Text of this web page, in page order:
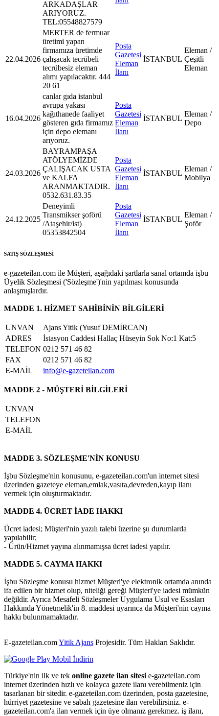
ARKADAŞLAR
ARIYORUZ.
TEL:05548827579
22.04.2026
MERTER de fermuar
üretimi yapan
firmamıza üretimde
çalışacak tecrübeli
tecrübesiz eleman
alımı yapılacaktır. 444
20 61
Posta
Gazetesi
Eleman
İlanı
İSTANBUL
Eleman /
Çeşitli
Eleman
16.04.2026
canlar gıda istanbul
avrupa yakası
kağıthanede faaliyet
gösteren gıda firmamız
için depo elemanı
arıyoruz.
Posta
Gazetesi
Eleman
İlanı
İSTANBUL
Eleman /
Depo
24.03.2026
BAYRAMPAŞA
ATÖLYEMİZDE
ÇALIŞACAK USTA
ve KALFA
ARANMAKTADIR.
0532.631.83.35
Posta
Gazetesi
Eleman
İlanı
İSTANBUL
Eleman /
Mobilya
24.12.2025
Deneyimli
Transmikser şoförü
/Ataşehir/ist)
05353842504
Posta
Gazetesi
Eleman
İlanı
İSTANBUL
Eleman /
Şoför
SATIŞ SÖZLEŞMESİ
e-gazeteilan.com ile Müşteri, aşağıdaki şartlarla sanal ortamda işbu
Üyelik Sözleşmesi ('Sözleşme')'nin yapılması konusunda
anlaşmışlardır.
MADDE 1. HİZMET SAHİBİNİN BİLGİLERİ
UNVAN
Ajans Yitik (Yusuf DEMİRCAN)
ADRES
İstasyon Caddesi Hallaç Hüseyin Sok No:1 Kat:5
TELEFON 0212 571 46 82
FAX
0212 571 46 82
E-MAİL
info@e-gazeteilan.com
MADDE 2 - MÜŞTERİ BİLGİLERİ
UNVAN
TELEFON
E-MAİL
MADDE 3. SÖZLEŞME'NİN KONUSU
İşbu Sözleşme'nin konusunu, e-gazeteilan.com'un internet sitesi
üzerinden gazeteye eleman,emlak,vasıta,devreden,kayıp ilanı
vermek için oluşturmaktadır.
MADDE 4. ÜCRET İADE HAKKI
Ücret iadesi; Müşteri'nin yazılı talebi üzerine şu durumlarda
yapılabilir;
- Ürün/Hizmet yayına alınmamışsa ücret iadesi yapılır.
MADDE 5. CAYMA HAKKI
İşbu Sözleşme konusu hizmet Müşteri'ye elektronik ortamda anında
ifa edilen bir hizmet olup, niteliği gereği Müşteri'ye iadesi mümkün
değildir. Ayrıca Mesafeli Sözleşmeler Uygulama Usul ve Esasları
Hakkında Yönetmelik'in 8. maddesi uyarınca da Müşteri'nin cayma
hakkı bulunmamaktadır.
E-gazeteilan.comYitik Ajans Projesidir. Tüm Hakları Saklıdır.
Türkiye'nin ilk ve tek online gazete ilan sitesi e-gazeteilan.com
internet üzerinden hızlı ve kolayca gazete ilanı verebilmeniz için
tasarlanan bir sitedir. e-gazeteilan.com üzerinden, posta gazetesine,
hürriyet gazetesine ve sabah gazetesine ilan verebilirsiniz. e-
gazeteilan.com'a ilan vermek için üye olmanız gerekmez. iş ilanı,